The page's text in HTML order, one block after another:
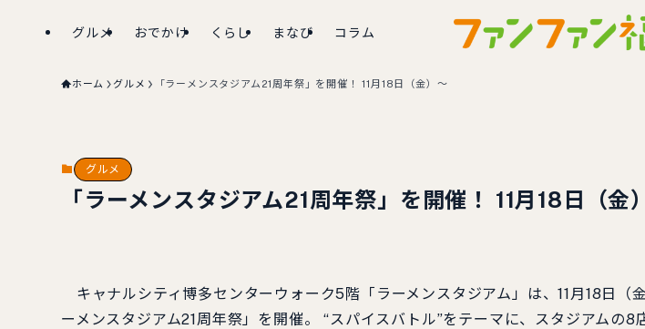
グルメ おでかけ くらし まなび コラム
ホーム グルメ 「ラーメンスタジアム21周年祭」を開催！ 11月18日（金）～
グルメ
「ラーメンスタジアム21周年祭」を開催！ 11月18日（金
キャナルシティ博多センターウォーク5階「ラーメンスタジアム」は、11月18日（
ーメンスタジアム21周年祭」を開催。 “スパイスバトル”をテーマに、スタジアムの8